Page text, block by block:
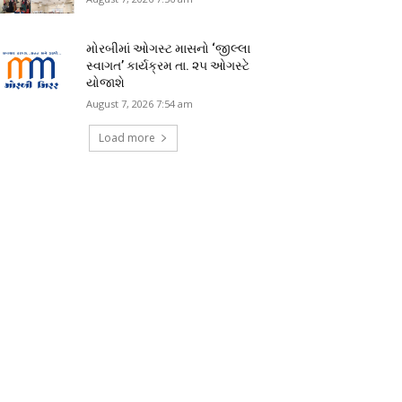
મોરબીમાં ઓગસ્ટ માસનો ‘જીલ્લા
સ્વાગત’ કાર્યક્રમ તા. ૨૫ ઓગસ્ટે
યોજાશે
August 7, 2026 7:54 am
Load more